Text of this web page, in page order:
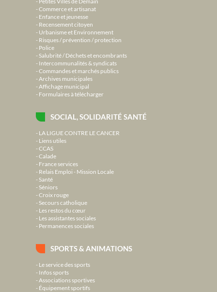
Commerce et artisanat
Enfance et jeunesse
Recensement citoyen
Urbanisme et Environnement
Risques / prévention / protection
Police
Salubrité / Déchets et encombrants
Intercommunalités & syndicats
Commandes et marchés publics
Archives municipales
Affichage municipal
Formulaires à télécharger
SOCIAL, SOLIDARITÉ SANTÉ
LA LIGUE CONTRE LE CANCER
Liens utiles
CCAS
Calade
France services
Relais Emploi - Mission Locale
Santé
Séniors
Croix rouge
Secours catholique
Les restos du cœur
Les assistantes sociales
Permanences sociales
SPORTS & ANIMATIONS
Le service des sports
Infos sports
Associations sportives
Équipement sportifs